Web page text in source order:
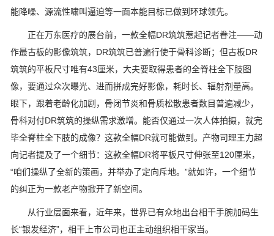
能降噪、源流性啸叫逼迫等一面本能目标已做到环球领先。
正在万东医疗的展台前，一款全幅DR筑筑惹起记者眷注——动
作最古板的影像筑筑，DR筑筑已普遍行使于骨科诊断；但古板DR
筑筑的平板尺寸唯有43厘米，大夫要取得患者的全脊柱全下肢图
像，要通过众次曝光、进而拼成完好影像，耗时长、辐射剂量高。
眼下，跟着老龄化加剧，骨闭节炎和骨质松散患者数目普遍减少，
骨科对付DR筑筑的操纵需求激增。能否仅通过一次人体拍摄，就完
毕全脊柱全下肢的成像？这款全幅DR就可能做到。产物司理王力超
向记者提及了一个细节：这款全幅DR将平板尺寸伸张至120厘米，
“咱们操纵了全新的策画，并举办了定向斥地。”就如许，一个细节
的纠正为一款老产物掀开了新空间。
从行业层面来看，近年来，世界已有众地出台相干手腕加码生
长“银发经济”，相干上市公司也正主动组织相干家当。